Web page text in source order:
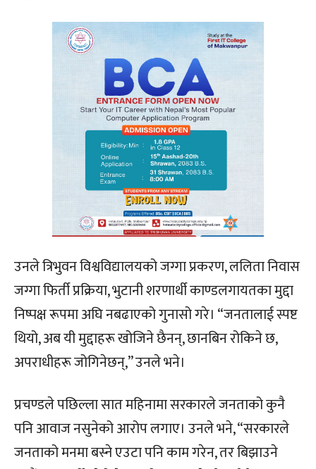
उनले त्रिभुवन विश्वविद्यालयको जग्गा प्रकरण, ललिता निवास
जग्गा फिर्ती प्रक्रिया, भुटानी शरणार्थी काण्डलगायतका मुद्दा
निष्पक्ष रूपमा अघि नबढाएको गुनासो गरे। “जनतालाई स्पष्ट
थियो, अब यी मुद्दाहरू खोजिने छैनन्, छानबिन रोकिने छ,
अपराधीहरू जोगिनेछन्,” उनले भने।
प्रचण्डले पछिल्ला सात महिनामा सरकारले जनताको कुनै
पनि आवाज नसुनेको आरोप लगाए। उनले भने, “सरकारले
जनताको मनमा बस्ने एउटा पनि काम गरेन, तर बिझाउने